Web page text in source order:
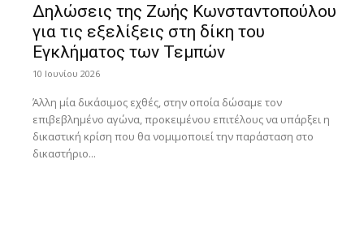
Δηλώσεις της Ζωής Κωνσταντοπούλου
για τις εξελίξεις στη δίκη του
Εγκλήματος των Τεμπών
10 Ιουνίου 2026
Άλλη μία δικάσιμος εχθές, στην οποία δώσαμε τον
επιβεβλημένο αγώνα, προκειμένου επιτέλους να υπάρξει η
δικαστική κρίση που θα νομιμοποιεί την παράσταση στο
δικαστήριο...